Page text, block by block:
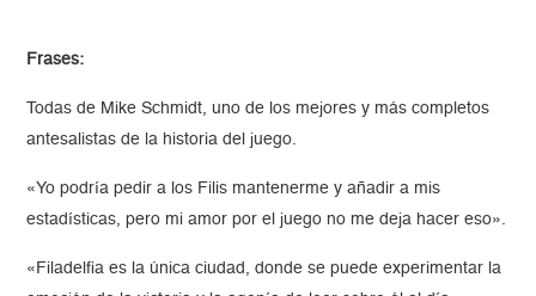
Frases:
Todas de Mike Schmidt, uno de los mejores y más completos
antesalistas de la historia del juego.
«Yo podría pedir a los Filis mantenerme y añadir a mis
estadísticas, pero mi amor por el juego no me deja hacer eso».
«Filadelfia es la única ciudad, donde se puede experimentar la